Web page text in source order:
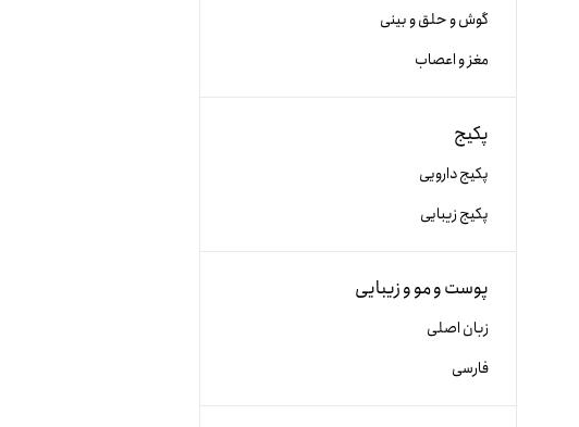
گوش و حلق و بینی
مغز و اعصاب
پکیج
پکیج دارویی
پکیج زیبایی
پوست و مو و زیبایی
زبان اصلی
فارسی